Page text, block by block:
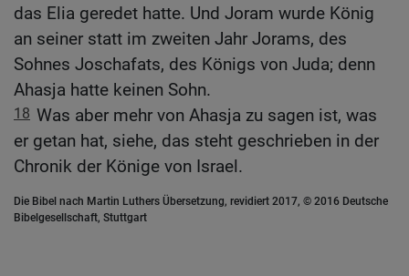
das Elia geredet hatte. Und Joram wurde König
an seiner statt im zweiten Jahr Jorams, des
Sohnes Joschafats, des Königs von Juda; denn
Ahasja hatte keinen Sohn.
18 Was aber mehr von Ahasja zu sagen ist, was
er getan hat, siehe, das steht geschrieben in der
Chronik der Könige von Israel.
Die Bibel nach Martin Luthers Übersetzung, revidiert 2017, © 2016 Deutsche
Bibelgesellschaft, Stuttgart